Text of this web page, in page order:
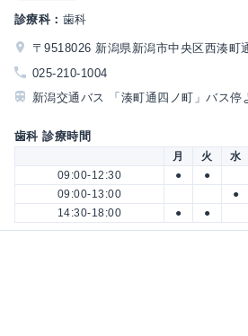
診療科： 歯科
〒9518026 新潟県新潟市中央区西湊町
025-210-1004
新潟交通バス 「湊町通四ノ町」バス停
歯科 診療時間
月 火 水
09:00-12:30
● ●
09:00-13:00
●
14:30-18:00
● ●